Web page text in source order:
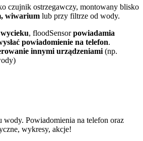
czujnik ostrzegawczy, montowany blisko
wiwarium lub przy filtrze od wody.
, floodSensorpowiadamia
powiadomienie na telefon.
innymi urządzeniami (np.
Powiadomienia na telefon oraz
wykresy, akcje!